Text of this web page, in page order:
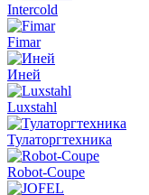
Intercold
Fimar
Иней
Luxstahl
Тулаторгтехника
Robot-Coupe